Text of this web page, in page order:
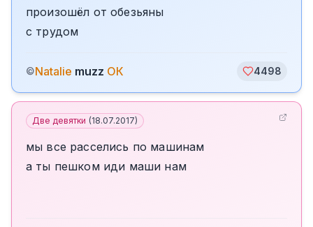
произошёл от обезьяны
с трудом
©Natalie muzz ОК 4498
Две девятки (18.07.2017)
мы все расселись по машинам
а ты пешком иди маши нам